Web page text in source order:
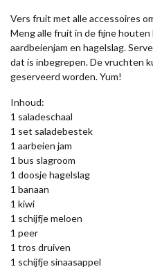
Vers fruit met alle accessoires
Meng alle fruit in de fijne houten
aardbeienjam en hagelslag.
dat is inbegrepen. De vruchten
geserveerd worden. Yum!
Inhoud:
1 saladeschaal
1 set saladebestek
1 aarbeien jam
1 bus slagroom
1 doosje hagelslag
1 banaan
1 kiwi
1 schijfje meloen
1 peer
1 tros druiven
1 schijfje sinaasappel